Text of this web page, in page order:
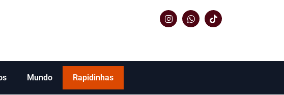
Mundo Rapidinhas